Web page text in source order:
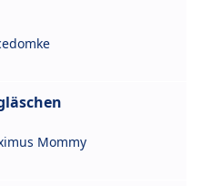
Mommy